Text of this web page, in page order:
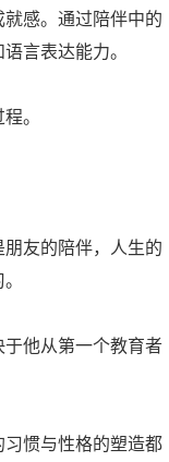
感。通过陪伴中的
言表达能力。
。
友的陪伴，人生的
他从第一个教育者
惯与性格的塑造都